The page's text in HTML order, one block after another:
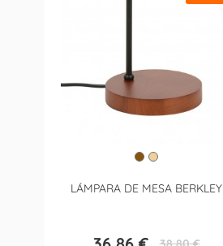
LÁMPARA DE MESA BERKLEY